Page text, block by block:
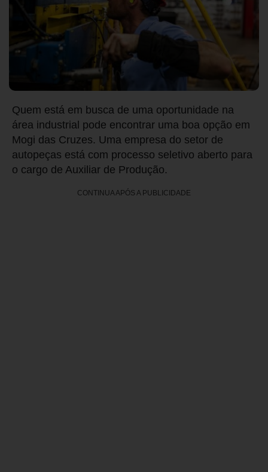
Quem está em busca de uma oportunidade na
área industrial pode encontrar uma boa opção em
Mogi das Cruzes. Uma empresa do setor de
autopeças está com processo seletivo aberto para
o cargo de Auxiliar de Produção.
CONTINUA APÓS A PUBLICIDADE